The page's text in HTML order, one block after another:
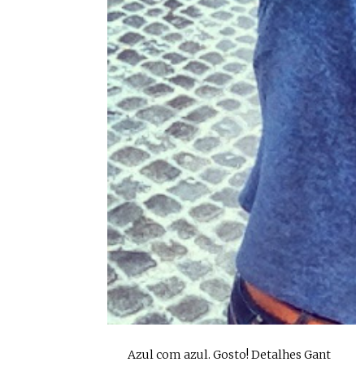
Azul com azul. Gosto! Detalhes Gant